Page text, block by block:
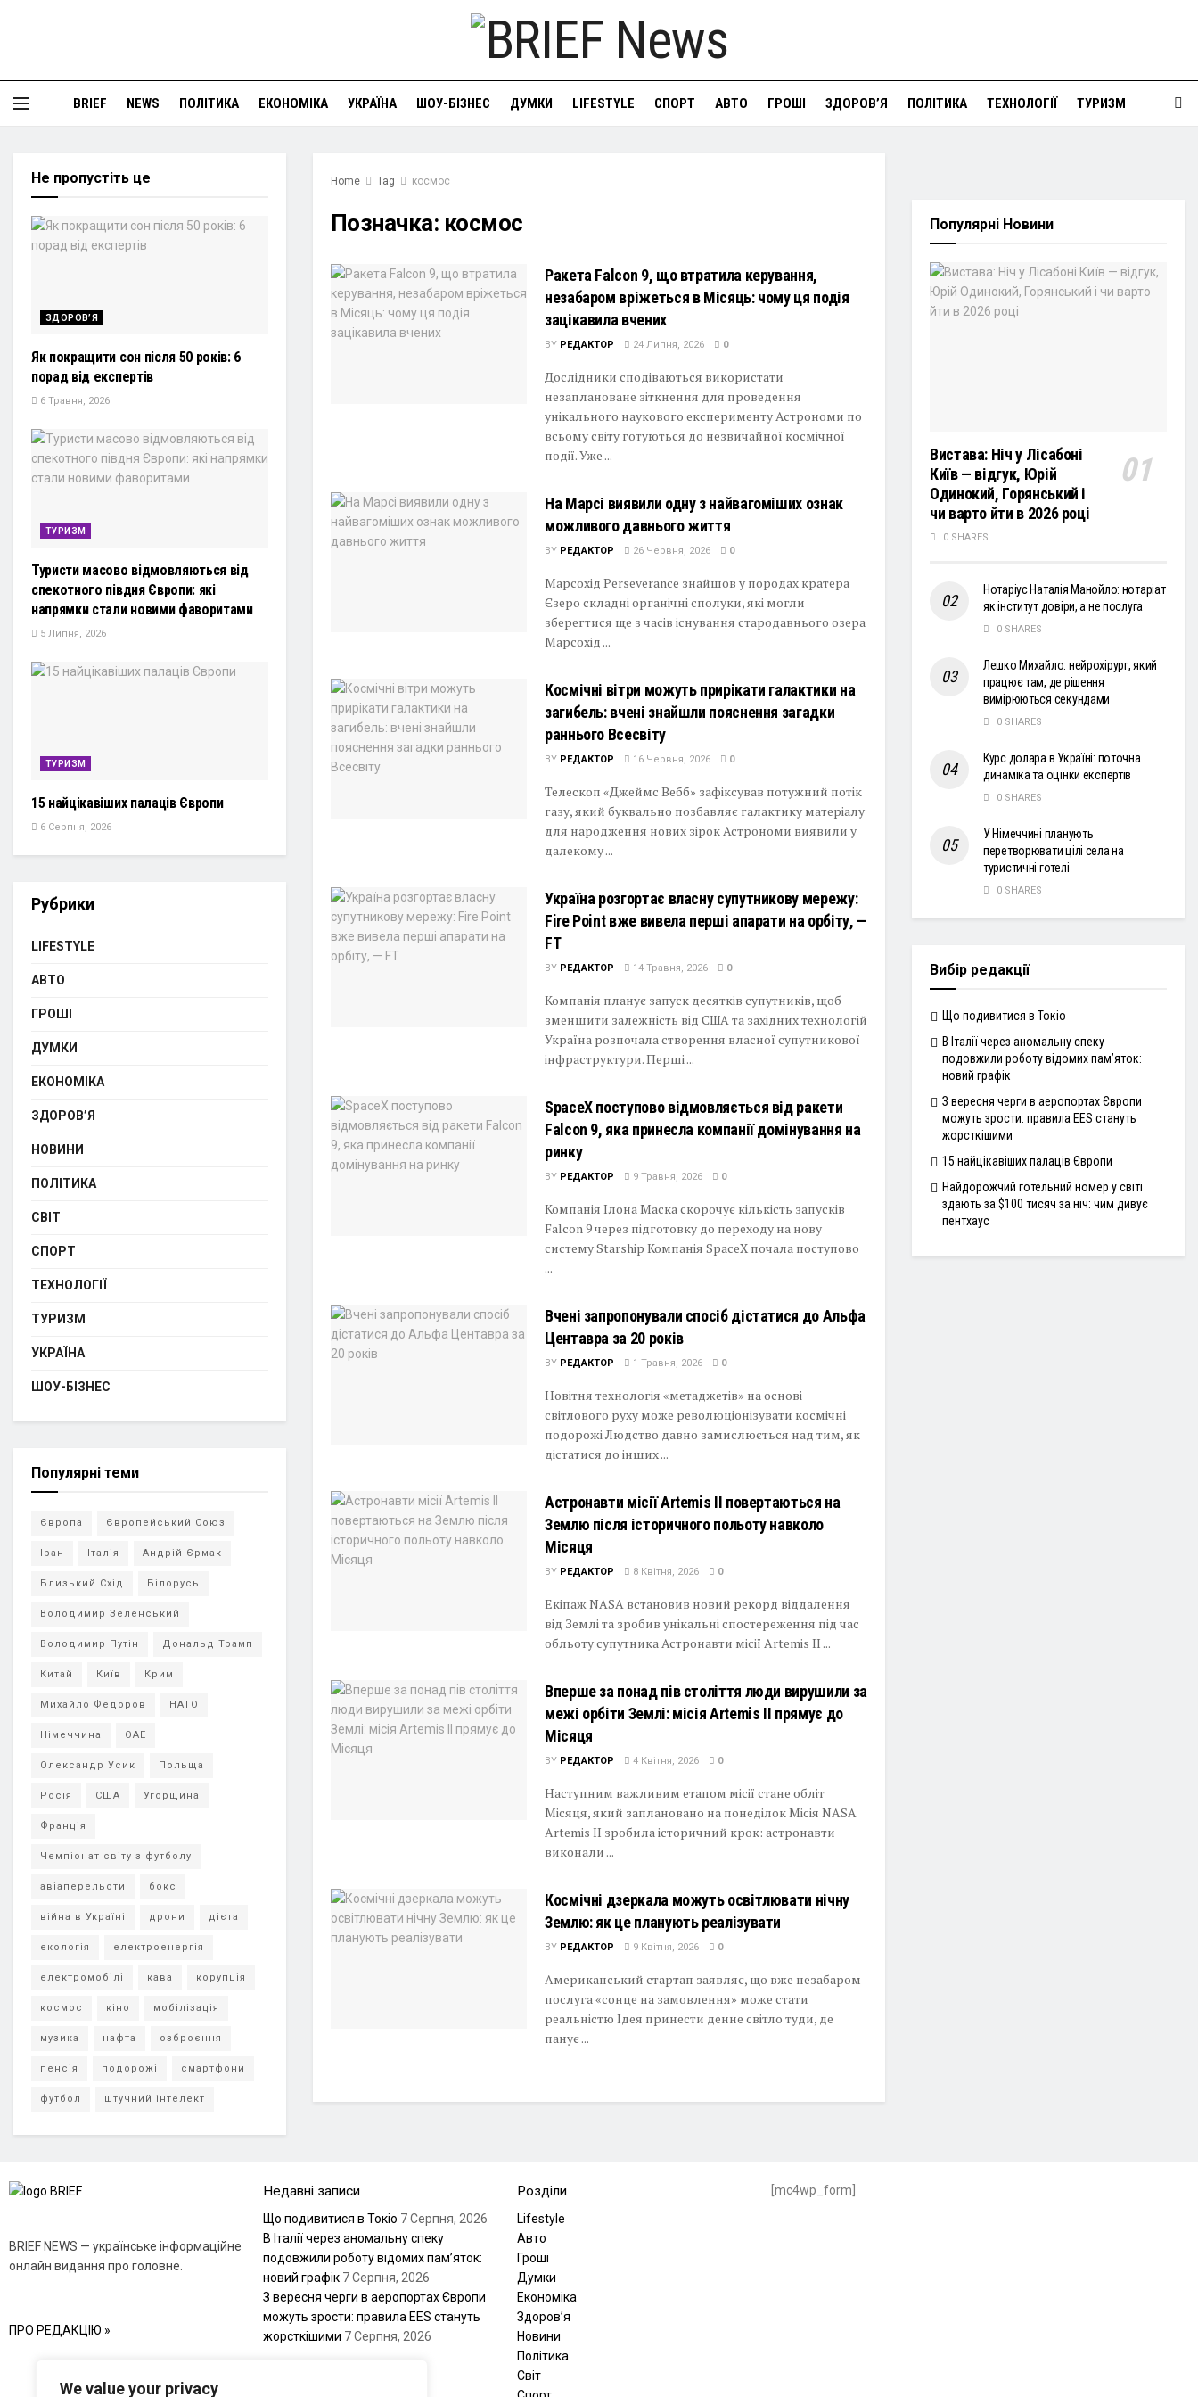
We value your privacy
BRIEF NEWS ПОЛІТИКА ЕКОНОМІКА УКРАЇНА ШОУ-БІЗНЕС ДУМКИ LIFESTYLE СПОРТ АВТО ГРОШІ ЗДОРОВ’Я ПОЛІТИКА ТЕХНОЛОГІЇ ТУРИЗМ
Home Tag космос
Позначка: космос
Ракета Falcon 9, що втратила керування,
незабаром вріжеться в Місяць: чому ця подія
зацікавила вчених
BY РЕДАКТОР 24 Липня, 2026 0
Дослідники сподіваються використати
незаплановане зіткнення для проведення
унікального наукового експерименту Астрономи по
всьому світу готуються до незвичайної космічної
події. Уже ...
На Марсі виявили одну з найвагоміших ознак
можливого давнього життя
BY РЕДАКТОР 26 Червня, 2026 0
Марсохід Perseverance знайшов у породах кратера
Єзеро складні органічні сполуки, які могли
зберегтися ще з часів існування стародавнього озера
Марсохід ...
Космічні вітри можуть прирікати галактики на
загибель: вчені знайшли пояснення загадки
раннього Всесвіту
BY РЕДАКТОР 16 Червня, 2026 0
Телескоп «Джеймс Вебб» зафіксував потужний потік
газу, який буквально позбавляє галактику матеріалу
для народження нових зірок Астрономи виявили у
далекому ...
Україна розгортає власну супутникову мережу:
Fire Point вже вивела перші апарати на орбіту, —
FT
BY РЕДАКТОР 14 Травня, 2026 0
Компанія планує запуск десятків супутників, щоб
зменшити залежність від США та західних технологій
Україна розпочала створення власної супутникової
інфраструктури. Перші ...
SpaceX поступово відмовляється від ракети
Falcon 9, яка принесла компанії домінування на
ринку
BY РЕДАКТОР 9 Травня, 2026 0
Компанія Ілона Маска скорочує кількість запусків
Falcon 9 через підготовку до переходу на нову
систему Starship Компанія SpaceX почала поступово
...
Вчені запропонували спосіб дістатися до Альфа
Центавра за 20 років
BY РЕДАКТОР 1 Травня, 2026 0
Новітня технологія «метаджетів» на основі
світлового руху може революціонізувати космічні
подорожі Людство давно замислюється над тим, як
дістатися до інших ...
Астронавти місії Artemis II повертаються на
Землю після історичного польоту навколо
Місяця
BY РЕДАКТОР 8 Квітня, 2026 0
Екіпаж NASA встановив новий рекорд віддалення
від Землі та зробив унікальні спостереження під час
обльоту супутника Астронавти місії Artemis II ...
Вперше за понад пів століття люди вирушили за
межі орбіти Землі: місія Artemis II прямує до
Місяця
BY РЕДАКТОР 4 Квітня, 2026 0
Наступним важливим етапом місії стане обліт
Місяця, який заплановано на понеділок Місія NASA
Artemis II зробила історичний крок: астронавти
виконали ...
Космічні дзеркала можуть освітлювати нічну
Землю: як це планують реалізувати
BY РЕДАКТОР 9 Квітня, 2026 0
Американський стартап заявляє, що вже незабаром
послуга «сонце на замовлення» може стати
реальністю Ідея принести денне світло туди, де
панує ...
Не пропустіть це
ЗДОРОВ’Я
Як покращити сон після 50 років: 6
порад від експертів
6 Травня, 2026
ТУРИЗМ
Туристи масово відмовляються від
спекотного півдня Європи: які
напрямки стали новими фаворитами
5 Липня, 2026
ТУРИЗМ
15 найцікавіших палаців Європи
6 Серпня, 2026
Рубрики
LIFESTYLE
АВТО
ГРОШІ
ДУМКИ
ЕКОНОМІКА
ЗДОРОВ’Я
НОВИНИ
ПОЛІТИКА
СВІТ
СПОРТ
ТЕХНОЛОГІЇ
ТУРИЗМ
УКРАЇНА
ШОУ-БІЗНЕС
Популярні теми
Європа Європейський Союз
Іран Італія Андрій Єрмак
Близький Схід Білорусь
Володимир Зеленський
Володимир Путін Дональд Трамп
Китай Київ Крим
Михайло Федоров НАТО
Німеччина ОАЕ
Олександр Усик Польща
Росія США Угорщина
Франція
Чемпіонат світу з футболу
авіаперельоти бокс
війна в Україні дрони дієта
екологія електроенергія
електромобілі кава корупція
космос кіно мобілізація
музика нафта озброєння
пенсія подорожі смартфони
футбол штучний інтелект
Популярні Новини
Вистава: Ніч у Лісабоні
Київ — відгук, Юрій
Одинокий, Горянський і
чи варто йти в 2026 році
0 SHARES
Нотаріус Наталія Манойло: нотаріат
як інститут довіри, а не послуга
0 SHARES
Лешко Михайло: нейрохірург, який
працює там, де рішення
вимірюються секундами
0 SHARES
Курс долара в Україні: поточна
динаміка та оцінки експертів
0 SHARES
У Німеччині планують
перетворювати цілі села на
туристичні готелі
0 SHARES
Вибір редакції
Що подивитися в Токіо
В Італії через аномальну спеку
подовжили роботу відомих пам’яток:
новий графік
З вересня черги в аеропортах Європи
можуть зрости: правила EES стануть
жорсткішими
15 найцікавіших палаців Європи
Найдорожчий готельний номер у світі
здають за $100 тисяч за ніч: чим дивує
пентхаус
BRIEF NEWS — українське інформаційне
онлайн видання про головне.
ПРО РЕДАКЦІЮ »
Недавні записи
Що подивитися в Токіо 7 Серпня, 2026
В Італії через аномальну спеку
подовжили роботу відомих пам’яток:
новий графік 7 Серпня, 2026
З вересня черги в аеропортах Європи
можуть зрости: правила EES стануть
жорсткішими 7 Серпня, 2026
Розділи
Lifestyle
Авто
Гроші
Думки
Економіка
Здоров’я
Новини
Політика
Світ
[mc4wp_form]